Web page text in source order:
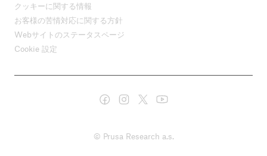
クッキーに関する情報
お客様の苦情対応に関する方針
Webサイトのステータスページ
Cookie 設定
© Prusa Research a.s.